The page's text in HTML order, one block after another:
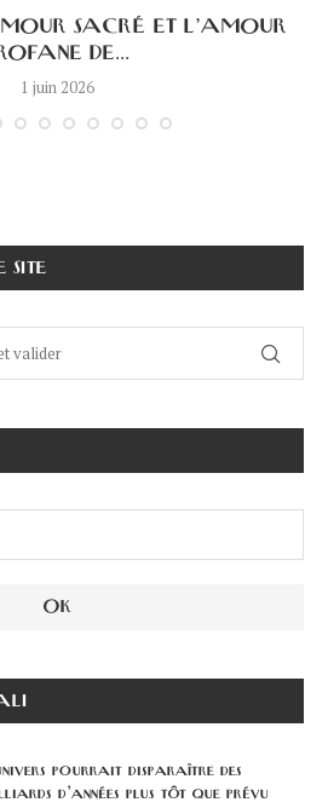
SACRÉ ET L’AMOUR
DE...
1 juin 2026
SITE
pourrait disparaître des
d’années plus tôt que prévu